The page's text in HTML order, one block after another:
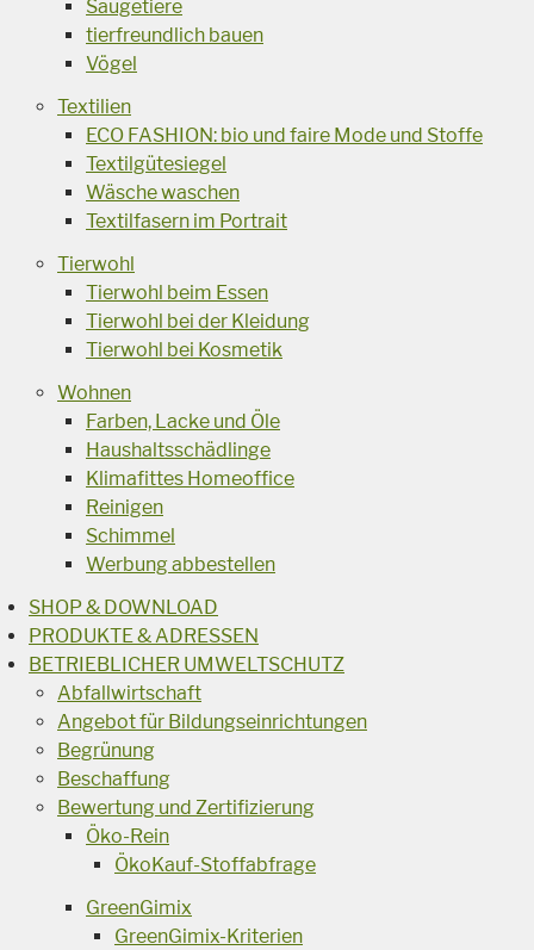
Säugetiere
tierfreundlich bauen
Vögel
Textilien
ECO FASHION: bio und faire Mode und Stoffe
Textilgütesiegel
Wäsche waschen
Textilfasern im Portrait
Tierwohl
Tierwohl beim Essen
Tierwohl bei der Kleidung
Tierwohl bei Kosmetik
Wohnen
Farben, Lacke und Öle
Haushaltsschädlinge
Klimafittes Homeoffice
Reinigen
Schimmel
Werbung abbestellen
SHOP & DOWNLOAD
PRODUKTE & ADRESSEN
BETRIEBLICHER UMWELTSCHUTZ
Abfallwirtschaft
Angebot für Bildungseinrichtungen
Begrünung
Beschaffung
Bewertung und Zertifizierung
Öko-Rein
ÖkoKauf-Stoffabfrage
GreenGimix
GreenGimix-Kriterien